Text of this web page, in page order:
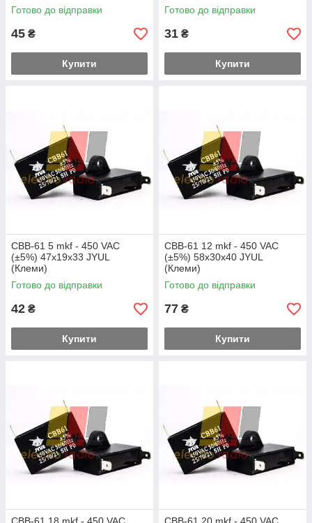
Готово до відправки
45 ₴
Купити
Готово до відправки
31 ₴
Купити
CBB-61 5 mkf - 450 VAC
(±5%) 47x19x33 JYUL
(Клеми)
Готово до відправки
42 ₴
Купити
CBB-61 12 mkf - 450 VAC
(±5%) 58x30x40 JYUL
(Клеми)
Готово до відправки
77 ₴
Купити